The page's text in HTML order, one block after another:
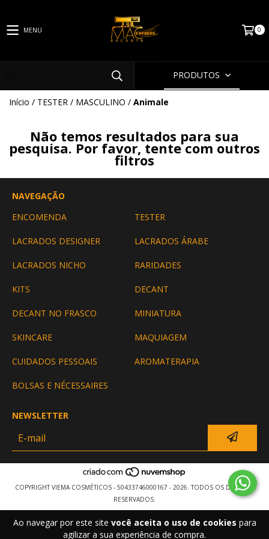
Ao navegar por este site você aceita o uso de cookies para
agilizar a sua experiência de compra.
MENU 0
PRODUTOS
Início / TESTER / MASCULINO / Animale
Não temos resultados para sua
pesquisa. Por favor, tente com outros
filtros
NAVEGAÇÃO
ENCOMENDA
TESTER
LACRADOS DESIGNER LACRADOS ÁRABE
LACRADOS NICHO RARIDADES
KITS DECANT
DECANT NO FRASCO MINIATURA
SKINCARE MAQUIAGEM
CUIDADOS PESSOAIS AROMATERAPIA
BOLSAS E NÉCESSAIRES
NEWSLETTER
COPYRIGHT VIEMA COSMÉTICOS - 50433746000167 - 2026. TODOS OS DIREITOS
RESERVADOS.